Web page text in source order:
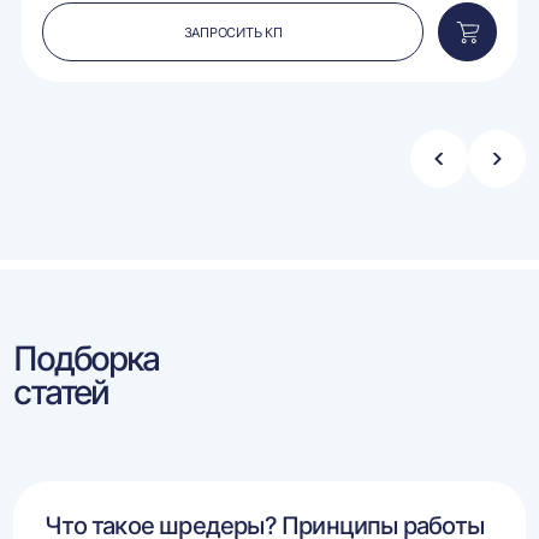
ЗАПРОСИТЬ КП
в
Стрелка
Подборка
статей
Что такое шредеры? Принципы работы